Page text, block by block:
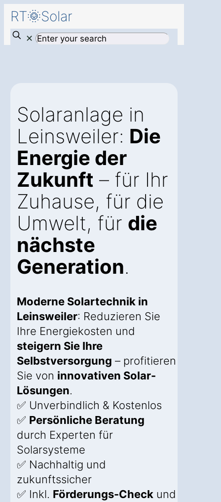
RT🌞Solar
✕
Solaranlage in
Leinsweiler: Die
Energie der
Zukunft – für Ihr
Zuhause, für die
Umwelt, für die
nächste
Generation.
Moderne Solartechnik in
Leinsweiler: Reduzieren Sie
Ihre Energiekosten und
steigern Sie Ihre
Selbstversorgung – profitieren
Sie von innovativen Solar-
Lösungen.
✅ Unverbindlich & Kostenlos
✅ Persönliche Beratung
durch Experten für
Solarsysteme
✅ Nachhaltig und
zukunftssicher
✅ Inkl. Förderungs-Check und